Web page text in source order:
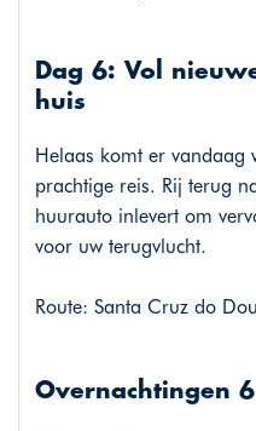
Dag 6: Vol
huis
Helaas komt er vandaag
prachtige reis. Rij terug
huurauto inlevert om
voor uw terugvlucht.
Route: Santa Cruz do
Overnachtingen